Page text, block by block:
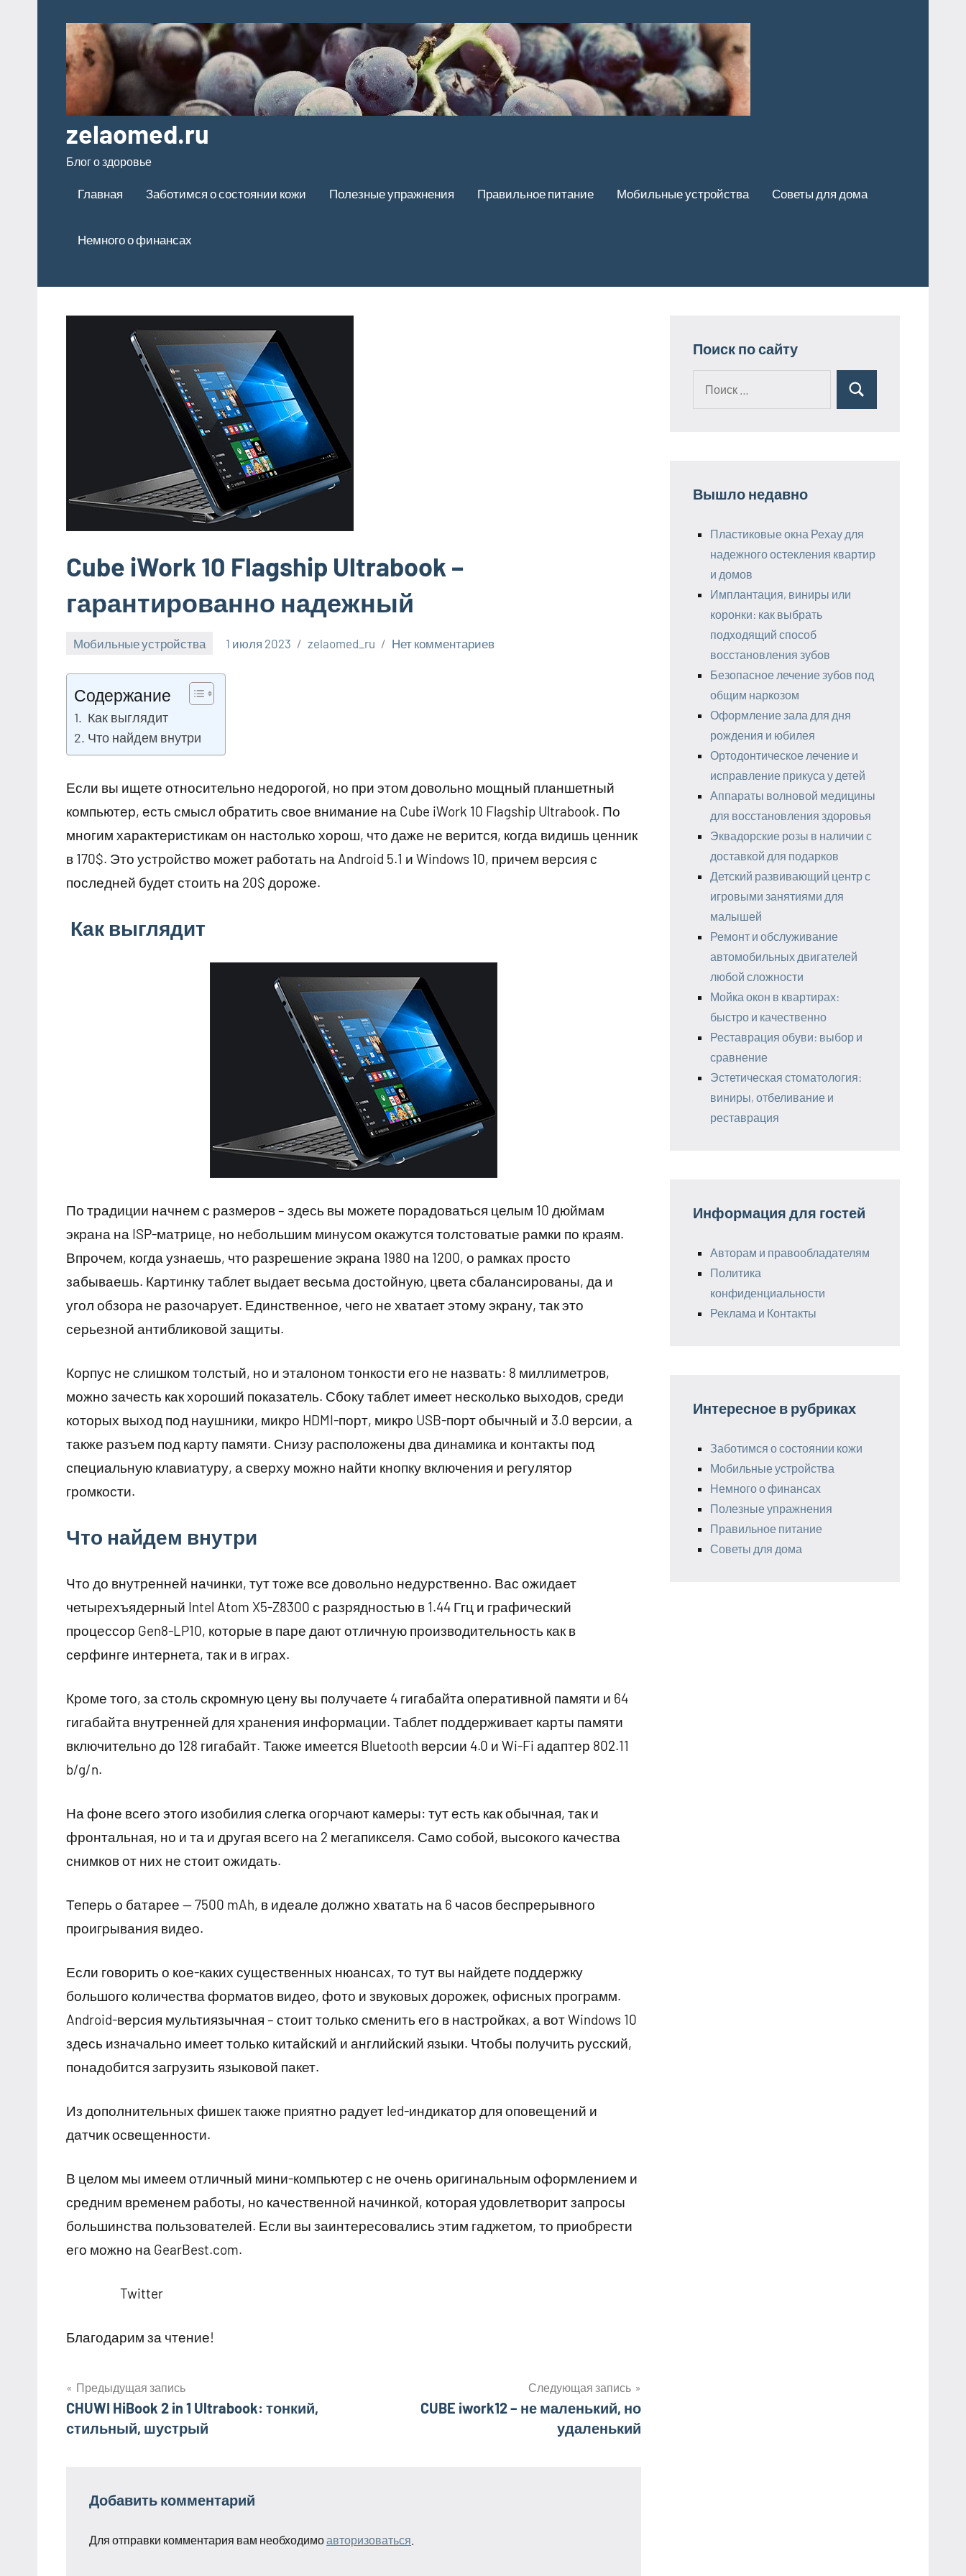
содержимому
zelaomed.ru
Блог о здоровье
Главная Заботимся о состоянии кожи Полезные упражнения Правильное питание Мобильные устройства Советы для дома
Немного о финансах
Cube iWork 10 Flagship Ultrabook –
гарантированно надежный
Мобильные устройства 1 июля 2023 zelaomed_ru Нет комментариев
Содержание
Как выглядит
Что найдем внутри
Если вы ищете относительно недорогой, но при этом довольно мощный планшетный
компьютер, есть смысл обратить свое внимание на Cube iWork 10 Flagship Ultrabook. По
многим характеристикам он настолько хорош, что даже не верится, когда видишь ценник
в 170$. Это устройство может работать на Android 5.1 и Windows 10, причем версия с
последней будет стоить на 20$ дороже.
Как выглядит
По традиции начнем с размеров – здесь вы можете порадоваться целым 10 дюймам
экрана на ISP-матрице, но небольшим минусом окажутся толстоватые рамки по краям.
Впрочем, когда узнаешь, что разрешение экрана 1980 на 1200, о рамках просто
забываешь. Картинку таблет выдает весьма достойную, цвета сбалансированы, да и
угол обзора не разочарует. Единственное, чего не хватает этому экрану, так это
серьезной антибликовой защиты.
Корпус не слишком толстый, но и эталоном тонкости его не назвать: 8 миллиметров,
можно зачесть как хороший показатель. Сбоку таблет имеет несколько выходов, среди
которых выход под наушники, микро HDMI-порт, микро USB-порт обычный и 3.0 версии, а
также разъем под карту памяти. Снизу расположены два динамика и контакты под
специальную клавиатуру, а сверху можно найти кнопку включения и регулятор
громкости.
Что найдем внутри
Что до внутренней начинки, тут тоже все довольно недурственно. Вас ожидает
четырехъядерный Intel Atom X5-Z8300 с разрядностью в 1.44 Ггц и графический
процессор Gen8-LP10, которые в паре дают отличную производительность как в
серфинге интернета, так и в играх.
Кроме того, за столь скромную цену вы получаете 4 гигабайта оперативной памяти и 64
гигабайта внутренней для хранения информации. Таблет поддерживает карты памяти
включительно до 128 гигабайт. Также имеется Bluetooth версии 4.0 и Wi-Fi адаптер 802.11
b/g/n.
На фоне всего этого изобилия слегка огорчают камеры: тут есть как обычная, так и
фронтальная, но и та и другая всего на 2 мегапикселя. Само собой, высокого качества
снимков от них не стоит ожидать.
Теперь о батарее — 7500 mAh, в идеале должно хватать на 6 часов беспрерывного
проигрывания видео.
Если говорить о кое-каких существенных нюансах, то тут вы найдете поддержку
большого количества форматов видео, фото и звуковых дорожек, офисных программ.
Android-версия мультиязычная – стоит только сменить его в настройках, а вот Windows 10
здесь изначально имеет только китайский и английский языки. Чтобы получить русский,
понадобится загрузить языковой пакет.
Из дополнительных фишек также приятно радует led-индикатор для оповещений и
датчик освещенности.
В целом мы имеем отличный мини-компьютер с не очень оригинальным оформлением и
средним временем работы, но качественной начинкой, которая удовлетворит запросы
большинства пользователей. Если вы заинтересовались этим гаджетом, то приобрести
его можно на GearBest.com.
Twitter
Благодарим за чтение!
Навигация
по
Предыдущая запись
CHUWI HiBook 2 in 1 Ultrabook: тонкий,
стильный, шустрый
Следующая запись
CUBE iwork12 – не маленький, но
удаленький
Добавить комментарий
Для отправки комментария вам необходимоавторизоваться
Поиск по сайту
Поиск
Вышло недавно
Пластиковые окна Рехау для
надежного остекления квартир
и домов
Имплантация, виниры или
коронки: как выбрать
подходящий способ
восстановления зубов
Безопасное лечение зубов под
общим наркозом
Оформление зала для дня
рождения и юбилея
Ортодонтическое лечение и
исправление прикуса у детей
Аппараты волновой медицины
для восстановления здоровья
Эквадорские розы в наличии с
доставкой для подарков
Детский развивающий центр с
игровыми занятиями для
малышей
Ремонт и обслуживание
автомобильных двигателей
любой сложности
Мойка окон в квартирах:
быстро и качественно
Реставрация обуви: выбор и
сравнение
Эстетическая стоматология:
виниры, отбеливание и
реставрация
Информация для гостей
Авторам и правообладателям
Политика
конфиденциальности
Реклама и Контакты
Интересное в рубриках
Заботимся о состоянии кожи
Мобильные устройства
Немного о финансах
Полезные упражнения
Правильное питание
Советы для дома